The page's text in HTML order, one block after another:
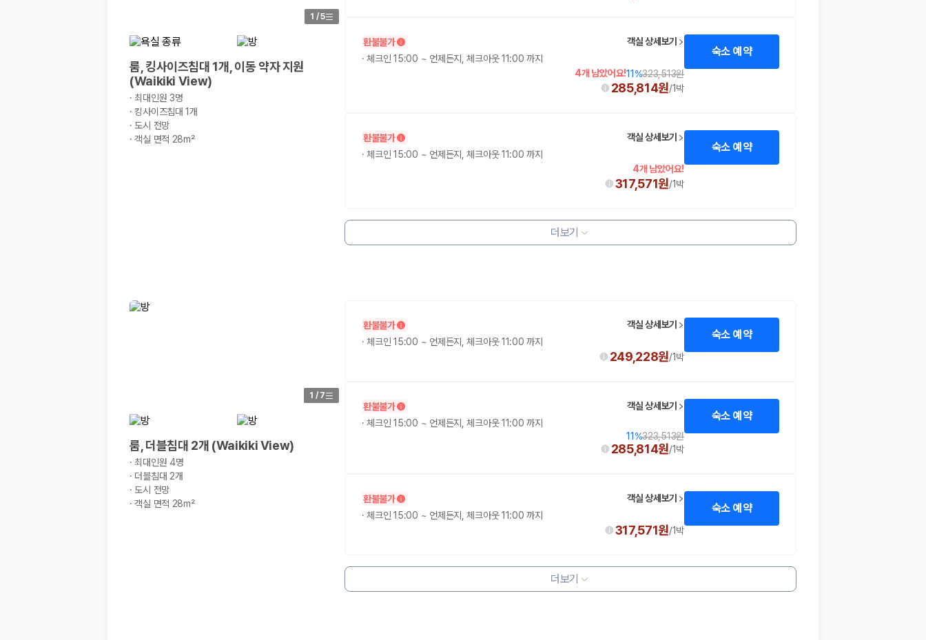
A. 대여일, 반납일, 인수 지역을 선택하면 제주도 렌트카 업체별 가격, 차종, 보험 조건, 예약 가능 차량을 한 번에 비교할 수 있습니다.
Q. 제주공항 근처 렌트카도 비교할 수 있나요?
Q. 가족 여행에는 어떤 제주 렌트카를 비교해야 하나요?
제주렌트카 가격비교 주요 링크
제주도 렌트카 실시간 최저가 가격비교
1 /5
룸, 킹사이즈침대 1개, 이동 약자 지원
(Waikiki View)
·최대인원 3명
·킹사이즈침대 1개
· 도시 전망
·객실 면적 28m²
환불불가
객실 상세보기
·체크인 15:00 ~ 언제든지, 체크아웃 11:00 까지
4개 남았어요!11%323,513원
285,814원/1박
숙소 예약
환불불가
객실 상세보기
·체크인 15:00 ~ 언제든지, 체크아웃 11:00 까지
4개 남았어요!
317,571원/1박
숙소 예약
더보기
1 / 7
룸, 더블침대 2개 (Waikiki View)
·최대인원 4명
· 더블침대 2개
· 도시 전망
·객실 면적 28m²
환불불가
객실 상세보기
·체크인 15:00 ~ 언제든지, 체크아웃 11:00 까지
249,228원/1박
숙소 예약
환불불가
객실 상세보기
·체크인 15:00 ~ 언제든지, 체크아웃 11:00 까지
11 %323,513원
285,814원/1박
숙소 예약
환불불가
객실 상세보기
·체크인 15:00 ~ 언제든지, 체크아웃 11:00 까지
317,571원/1박
숙소 예약
더보기